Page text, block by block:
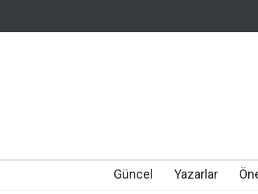
Güncel Yazarlar